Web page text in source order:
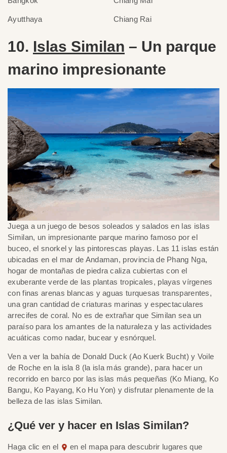
Ayutthaya Chiang Rai
10. Islas Similan – Un parque
marino impresionante
Juega a un juego de besos soleados y salados en las islas
Similan, un impresionante parque marino famoso por el
buceo, el snorkel y las pintorescas playas. Las 11 islas están
ubicadas en el mar de Andaman, provincia de Phang Nga,
hogar de montañas de piedra caliza cubiertas con el
exuberante verde de las plantas tropicales, playas vírgenes
con finas arenas blancas y aguas turquesas transparentes,
una gran cantidad de criaturas marinas y espectaculares
arrecifes de coral. No es de extrañar que Similan sea un
paraíso para los amantes de la naturaleza y las actividades
acuáticas como nadar, bucear y esnórquel.
Ven a ver la bahía de Donald Duck (Ao Kuerk Bucht) y Voile
de Roche en la isla 8 (la isla más grande), para hacer un
recorrido en barco por las islas más pequeñas (Ko Miang, Ko
Bangu, Ko Payang, Ko Hu Yon) y disfrutar plenamente de la
belleza de las islas Similan.
¿Qué ver y hacer en Islas Similan?
Haga clic en el
en el mapa para descubrir lugares que